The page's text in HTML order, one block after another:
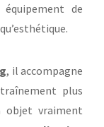
de
, il accompagne
plus
objet vraiment